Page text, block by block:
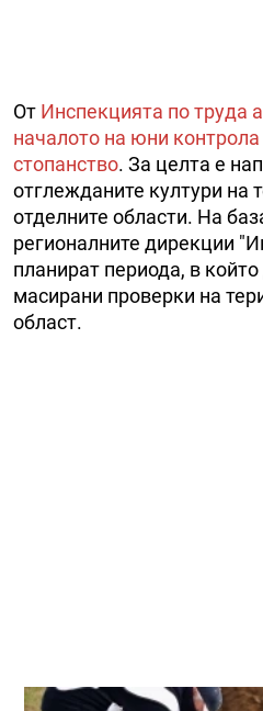
От Инспекцията по труда
началото на юни контрола
стопанство. За целта е
отглежданите култури на
отделните области. На
регионалните дирекции
планират периода, в
масирани проверки на
област.